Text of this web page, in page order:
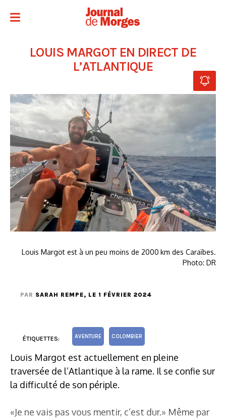
LOUIS MARGOT EN DIRECT DE
L’ATLANTIQUE
Louis Margot est à un peu moins de 2000 km des Caraïbes.
Photo: DR
PAR SARAH REMPE, LE 1 FÉVRIER 2024
ÉTIQUETTES: AVENTURE COLOMBIER
Louis Margot est actuellement en pleine
traversée de l’Atlantique à la rame. Il se confie sur
la difficulté de son périple.
«Je ne vais pas vous mentir, c’est dur.» Même par